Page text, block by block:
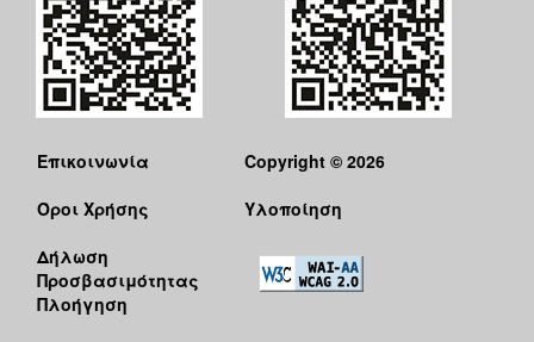
Επικοινωνία
Όροι Χρήσης
Δήλωση
Προσβασιμότητας
Πλοήγηση
Copyright © 2026
Υλοποίηση